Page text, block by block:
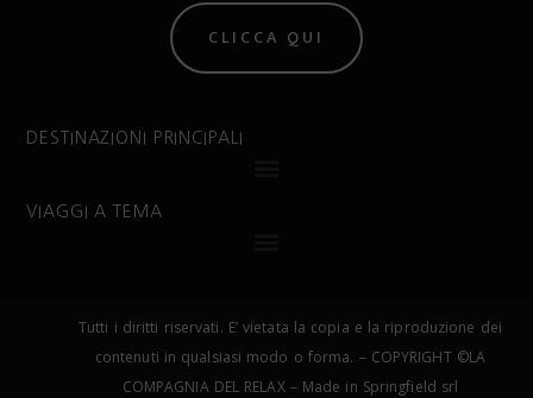
CLICCA QUI
DESTINAZIONI PRINCIPALI
VIAGGI A TEMA
Tutti i diritti riservati. E’ vietata la copia e la riproduzione dei
contenuti in qualsiasi modo o forma. – COPYRIGHT ©LA
COMPAGNIA DEL RELAX – Made in Springfield srl